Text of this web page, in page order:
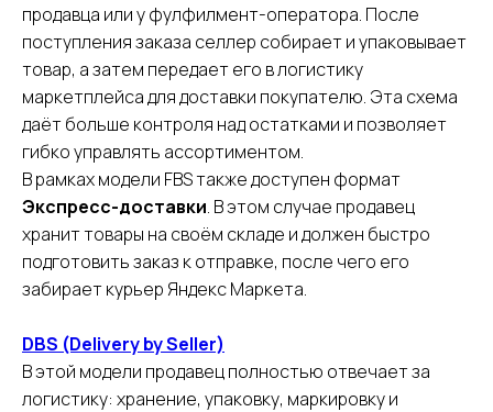
продавца или у фулфилмент-оператора. После
поступления заказа селлер собирает и упаковывает
товар, а затем передает его в логистику
маркетплейса для доставки покупателю. Эта схема
даёт больше контроля над остатками и позволяет
гибко управлять ассортиментом.
В рамках модели FBS также доступен формат
Экспресс-доставки. В этом случае продавец
хранит товары на своём складе и должен быстро
подготовить заказ к отправке, после чего его
забирает курьер Яндекс Маркета.
DBS (Delivery by Seller)
В этой модели продавец полностью отвечает за
логистику: хранение, упаковку, маркировку и